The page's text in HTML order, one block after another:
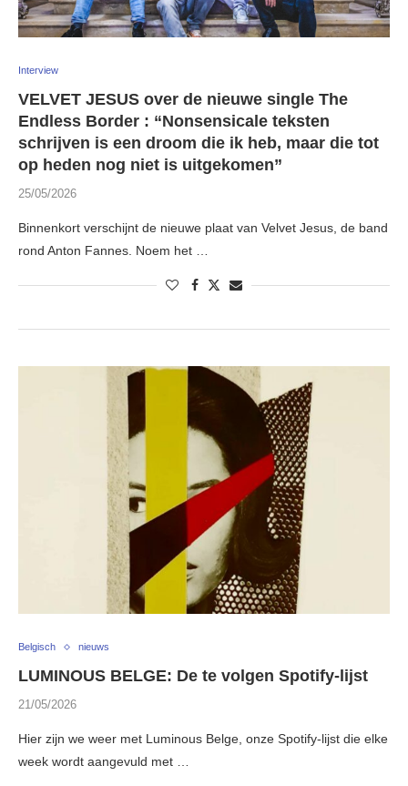
Interview
VELVET JESUS over de nieuwe single The
Endless Border : “Nonsensicale teksten
schrijven is een droom die ik heb, maar die tot
op heden nog niet is uitgekomen”
25/05/2026
Binnenkort verschijnt de nieuwe plaat van Velvet Jesus, de band
rond Anton Fannes. Noem het …
Belgisch nieuws
LUMINOUS BELGE: De te volgen Spotify-lijst
21/05/2026
Hier zijn we weer met Luminous Belge, onze Spotify-lijst die elke
week wordt aangevuld met …